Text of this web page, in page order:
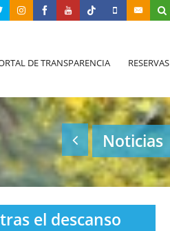
DE TRANSPARENCIA RESERVAS
Noticias
el descanso